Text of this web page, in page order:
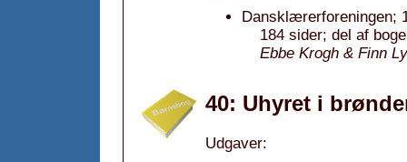
Dansklærerforeningen;
184 sider; del af
Ebbe Krogh & Finn
40: Uhyret i
Udgaver: